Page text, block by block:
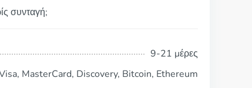
συνταγή;
9-21 μέρες
MasterCard, Discovery, Bitcoin, Ethereum